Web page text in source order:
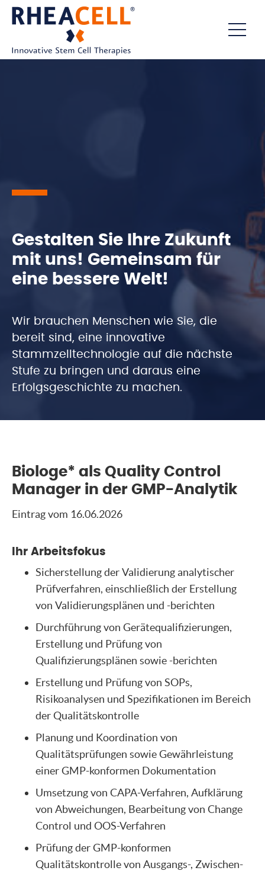
Gestalten Sie Ihre Zukunft
mit uns! Gemeinsam für
eine bessere Welt!
Wir brauchen Menschen wie Sie, die
bereit sind, eine innovative
Stammzelltechnologie auf die nächste
Stufe zu bringen und daraus eine
Erfolgsgeschichte zu machen.
Biologe* als Quality Control
Manager in der GMP-Analytik
Eintrag vom 16.06.2026
Ihr Arbeitsfokus
Sicherstellung der Validierung analytischer
Prüfverfahren, einschließlich der Erstellung
von Validierungsplänen und -berichten
Durchführung von Gerätequalifizierungen,
Erstellung und Prüfung von
Qualifizierungsplänen sowie -berichten
Erstellung und Prüfung von SOPs,
Risikoanalysen und Spezifikationen im Bereich
der Qualitätskontrolle
Planung und Koordination von
Qualitätsprüfungen sowie Gewährleistung
einer GMP-konformen Dokumentation
Umsetzung von CAPA-Verfahren, Aufklärung
von Abweichungen, Bearbeitung von Change
Control und OOS-Verfahren
Prüfung der GMP-konformen
Qualitätskontrolle von Ausgangs-, Zwischen-